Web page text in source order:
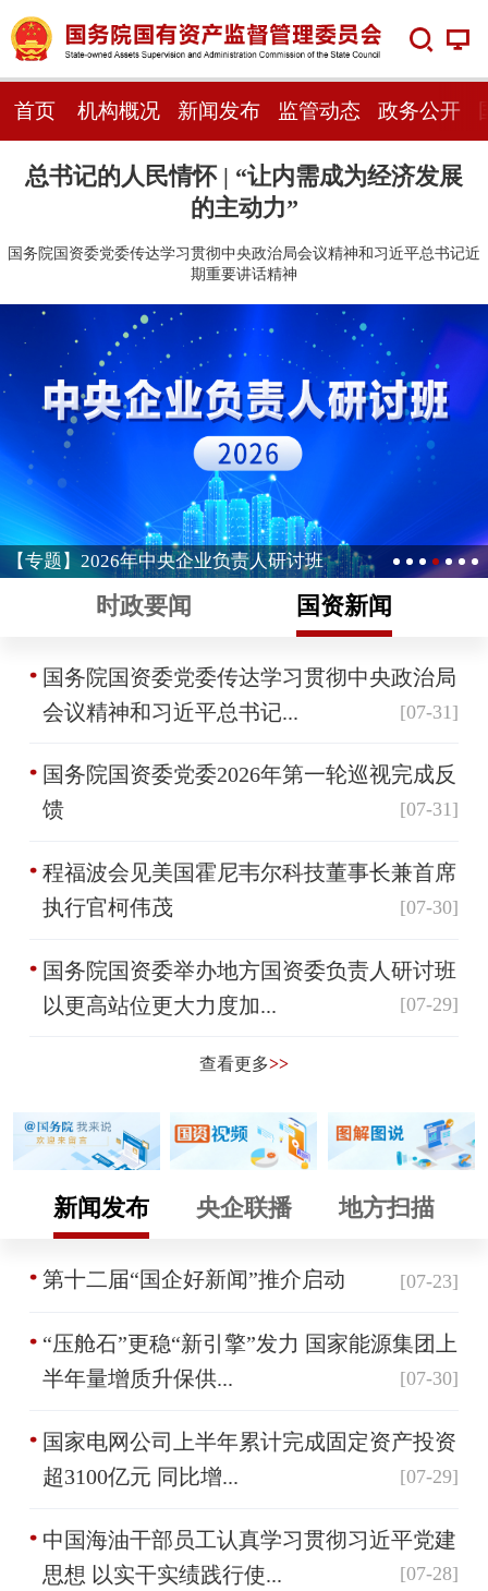
首页 机构概况 新闻发布 监管动态 政务公开
总书记的人民情怀 | “让内需成为经济发展
的主动力”
国务院国资委党委传达学习贯彻中央政治局会议精神和习近平总书记近
期重要讲话精神
【专题】2026年中央企业负责人研讨班
时政要闻 国资新闻
国务院国资委党委传达学习贯彻中央政治局
会议精神和习近平总书记...
[07-31]
国务院国资委党委2026年第一轮巡视完成反
馈
[07-31]
程福波会见美国霍尼韦尔科技董事长兼首席
执行官柯伟茂
[07-30]
国务院国资委举办地方国资委负责人研讨班
以更高站位更大力度加...
[07-29]
查看更多>>
新闻发布 央企联播 地方扫描
第十二届“国企好新闻”推介启动 [07-23]
“压舱石”更稳“新引擎”发力 国家能源集团上
半年量增质升保供...
[07-30]
国家电网公司上半年累计完成固定资产投资
超3100亿元 同比增...
[07-29]
中国海油干部员工认真学习贯彻习近平党建
思想 以实干实绩践行使...
[07-28]